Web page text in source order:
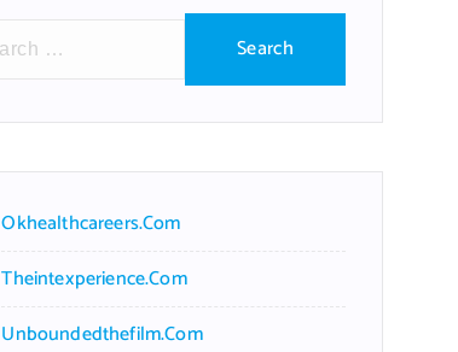
Okhealthcareers.com
Theintexperience.com
Unboundedthefilm.com